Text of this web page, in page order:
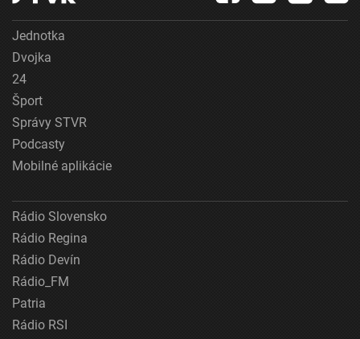
Jednotka
Dvojka
24
Šport
Správy STVR
Podcasty
Mobilné aplikácie
Rádio Slovensko
Rádio Regina
Rádio Devín
Rádio_FM
Patria
Rádio RSI